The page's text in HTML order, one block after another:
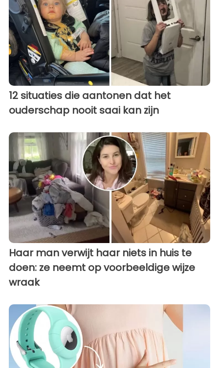
12 situaties die aantonen dat het
ouderschap nooit saai kan zijn
Haar man verwijt haar niets in huis te
doen: ze neemt op voorbeeldige wijze
wraak